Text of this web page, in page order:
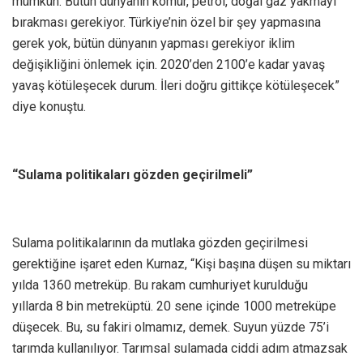
bırakması gerekiyor. Türkiye’nin özel bir şey yapmasına
gerek yok, bütün dünyanın yapması gerekiyor iklim
değişikliğini önlemek için. 2020’den 2100’e kadar yavaş
yavaş kötüleşecek durum. İleri doğru gittikçe kötüleşecek”
diye konuştu.
“Sulama politikaları gözden geçirilmeli”
Sulama politikalarının da mutlaka gözden geçirilmesi
gerektiğine işaret eden Kurnaz, “Kişi başına düşen su miktarı
yılda 1360 metreküp. Bu rakam cumhuriyet kurulduğu
yıllarda 8 bin metreküptü. 20 sene içinde 1000 metreküpe
düşecek. Bu, su fakiri olmamız, demek. Suyun yüzde 75’i
tarımda kullanılıyor. Tarımsal sulamada ciddi adım atmazsak